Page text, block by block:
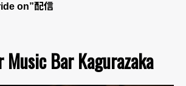
on”配信
Music Bar Kagurazaka